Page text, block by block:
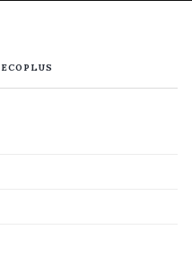
ECOPLUS